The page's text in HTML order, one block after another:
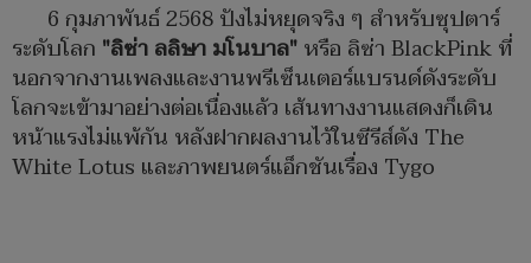
6 กุมภาพันธ์ 2568 ปังไม่หยุดจริง ๆ สำหรับซุปตาร์
ระดับโลก "ลิซ่า ลลิษา มโนบาล"หรือ ลิซ่า BlackPink ที่
นอกจากงานเพลงและงานพรีเซ็นเตอร์แบรนด์ดังระดับ
โลกจะเข้ามาอย่างต่อเนื่องแล้ว เส้นทางงานแสดงก็เดิน
หน้าแรงไม่แพ้กัน หลังฝากผลงานไว้ในซีรีส์ดัง The
White Lotus และภาพยนตร์แอ็กชันเรื่อง Tygo